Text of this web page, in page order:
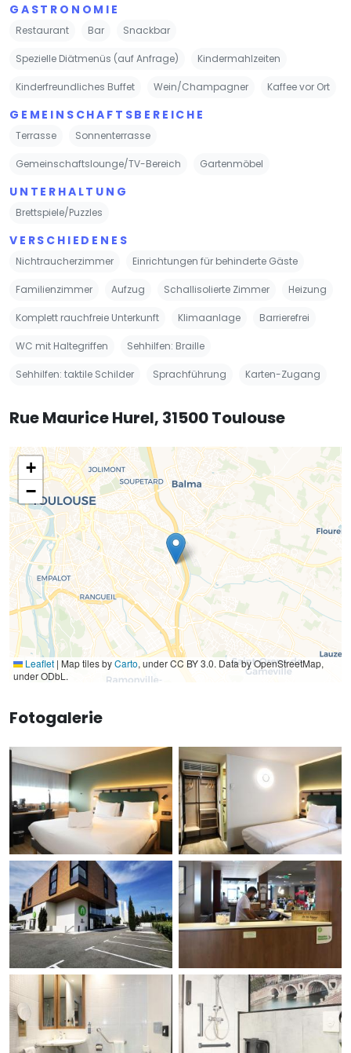
GASTRONOMIE
Restaurant Bar Snackbar
Spezielle Diätmenüs (auf Anfrage) Kindermahlzeiten
Kinderfreundliches Buffet Wein/Champagner Kaffee vor Ort
GEMEINSCHAFTSBEREICHE
Terrasse Sonnenterrasse
Gemeinschaftslounge/TV-Bereich Gartenmöbel
UNTERHALTUNG
Brettspiele/Puzzles
VERSCHIEDENES
Nichtraucherzimmer Einrichtungen für behinderte Gäste
Familienzimmer Aufzug Schallisolierte Zimmer Heizung
Komplett rauchfreie Unterkunft Klimaanlage Barrierefrei
WC mit Haltegriffen Sehhilfen: Braille
Sehhilfen: taktile Schilder Sprachführung Karten-Zugang
Rue Maurice Hurel, 31500 Toulouse
+
−
Leaflet | Map tiles byCarto, under CC BY 3.0. Data by OpenStreetMap,
under ODbL.
Fotogalerie